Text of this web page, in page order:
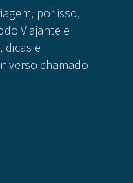
por isso,
Viajante e
dicas e
chamado